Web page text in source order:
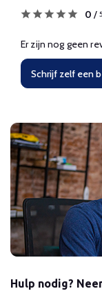
0 / 5
Er zijn nog geen
Schrijf zelf een
Hulp nodig?